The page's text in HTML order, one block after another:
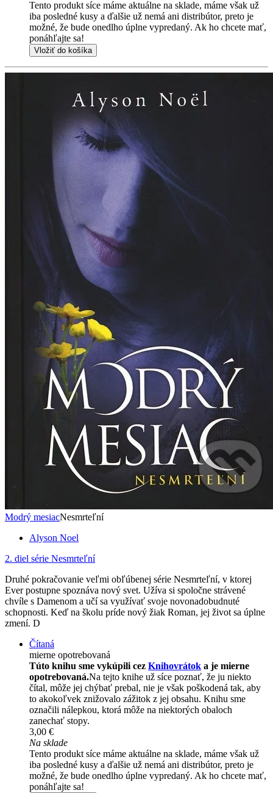
Tento produkt síce máme aktuálne na sklade, máme však už
iba posledné kusy a ďalšie už nemá ani distribútor, preto je
možné, že bude onedlho úplne vypredaný. Ak ho chcete mať,
ponáhľajte sa!
Vložiť do košíka
Modrý mesiacNesmrteľní
Alyson Noel
2. diel série Nesmrteľní
Druhé pokračovanie veľmi obľúbenej série Nesmrteľní, v ktorej
Ever postupne spoznáva nový svet. Užíva si spoločne strávené
chvíle s Damenom a učí sa využívať svoje novonadobudnuté
schopnosti. Keď na školu príde nový žiak Roman, jej život sa úplne
zmení. D
Čítaná
mierne opotrebovaná
Túto knihu sme vykúpili cez Knihovrátok a je mierne
opotrebovaná.Na tejto knihe už síce poznať, že ju niekto
čítal, môže jej chýbať prebal, nie je však poškodená tak, aby
to akokoľvek znižovalo zážitok z jej obsahu. Knihu sme
označili nálepkou, ktorá môže na niektorých obaloch
zanechať stopy.
3,00 €
Na sklade
Tento produkt síce máme aktuálne na sklade, máme však už
iba posledné kusy a ďalšie už nemá ani distribútor, preto je
možné, že bude onedlho úplne vypredaný. Ak ho chcete mať,
ponáhľajte sa!